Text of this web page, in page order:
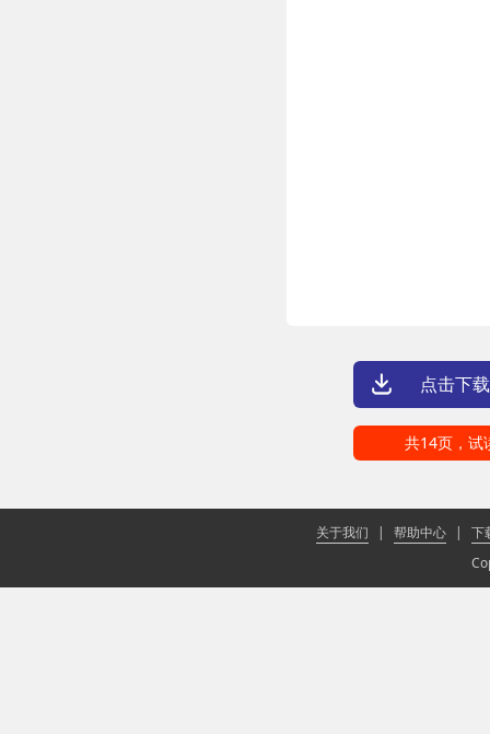
点击下
共14页，试
关于我们 | 帮助中心 |
下